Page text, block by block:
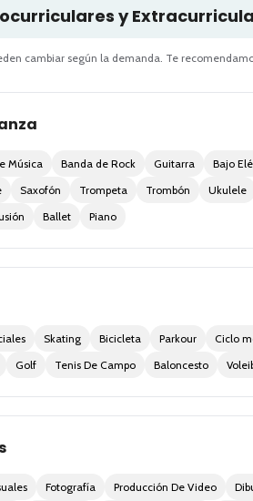
y
cambiar según la demanda. Te
Música Banda de Rock Guitarra Bajo
Saxofón Trompeta Trombón Ukulele
Ballet Piano
Skating Bicicleta Parkour Ciclo
Golf Tenis De Campo Baloncesto
Fotografía Producción De Video